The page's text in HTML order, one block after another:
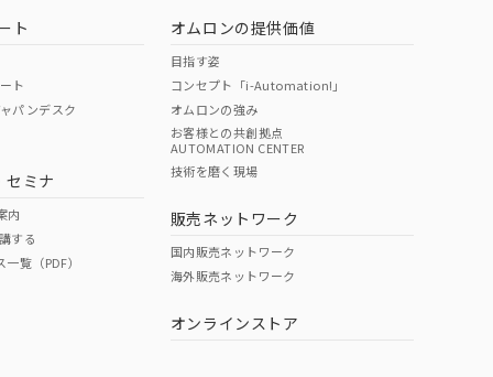
O O
ト
ト
パンデスク
セミナ
内
する
覧（PDF）
オムロンの提供価値
目指す姿
コンセプト「i-Automation!」
オムロンの強み
お客様との共創拠点
AUTOMATION CENTER
技術を磨く現場
販売ネットワーク
国内販売ネットワーク
海外販売ネットワーク
オンラインストア